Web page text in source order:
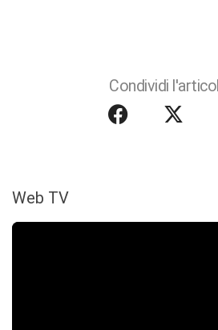
Condividi
Web TV